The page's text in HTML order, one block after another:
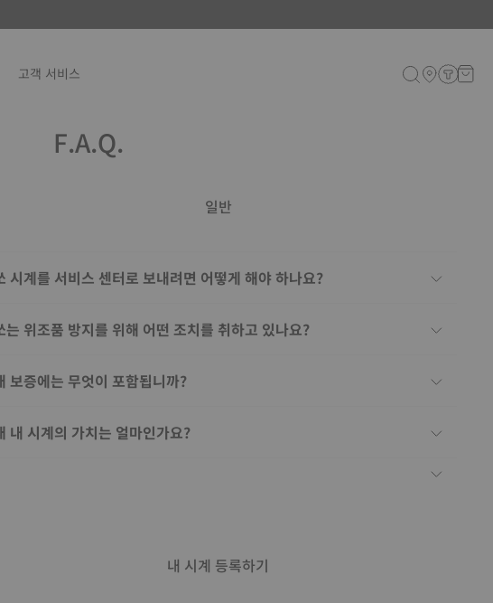
고객 서비스
F.A.Q.
일반
시계를 서비스 센터로 보내려면 어떻게 해야 하나요?
는 위조품 방지를 위해 어떤 조치를 취하고 있나요?
보증에는 무엇이 포함됩니까?
내 시계의 가치는 얼마인가요?
내 시계 등록하기